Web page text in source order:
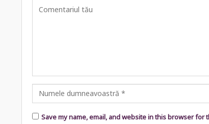
Save my name, email, and website in this browser for